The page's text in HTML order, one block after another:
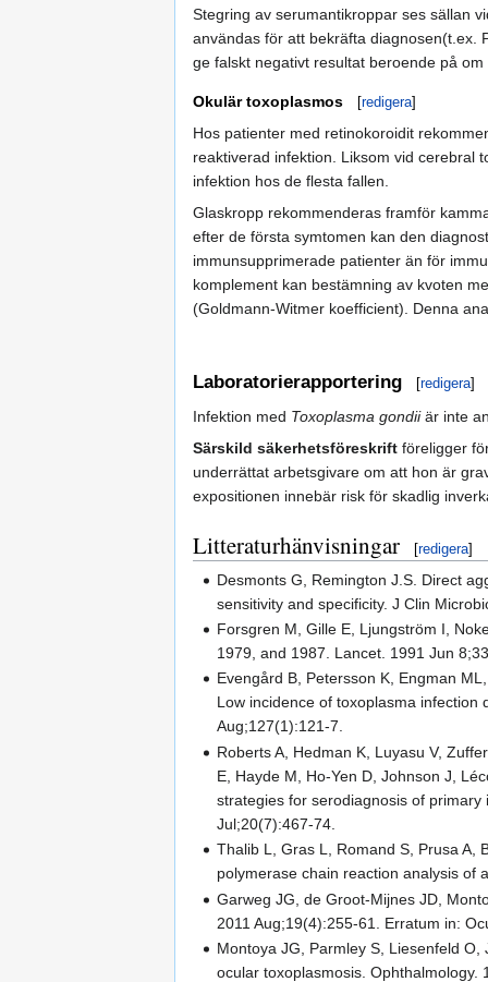
Stegring av serumantikroppar ses sällan
användas för att bekräfta diagnosen(t.ex.
ge falskt negativt resultat beroende på
Okulär toxoplasmos [redigera]
Hos patienter med retinokoroidit
reaktiverad infektion. Liksom vid cerebral
infektion hos de flesta fallen.
Glaskropp rekommenderas framför
efter de första symtomen kan den
immunsupprimerade patienter än för
komplement kan bestämning av kvoten
(Goldmann-Witmer koefficient). Denna
Laboratorierapportering [redigera]
Infektion med Toxoplasma gondiiär inte
Särskild säkerhetsföreskrift föreligger
underrättat arbetsgivare om att hon är
expositionen innebär risk för skadlig
Litteraturhänvisningar [redigera]
Desmonts G, Remington J.S. Direct
sensitivity and specificity. J Clin
Forsgren M, Gille E, Ljungström I,
1979, and 1987. Lancet. 1991 Jun
Evengård B, Petersson K, Engman
Low incidence of toxoplasma
Aug;127(1):121-7.
Roberts A, Hedman K, Luyasu V,
E, Hayde M, Ho-Yen D, Johnson J,
strategies for serodiagnosis of
Jul;20(7):467-74.
Thalib L, Gras L, Romand S, Prusa A,
polymerase chain reaction analysis of
Garweg JG, de Groot-Mijnes JD,
2011 Aug;19(4):255-61. Erratum in:
Montoya JG, Parmley S, Liesenfeld
ocular toxoplasmosis. Ophthalmology.